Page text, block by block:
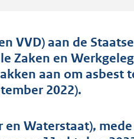
VVD) aan de
Zaken en
aan om asbest
2022).
Waterstaat),